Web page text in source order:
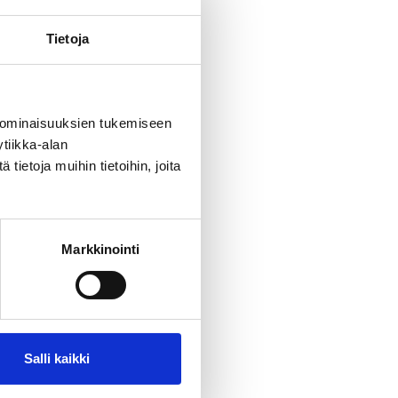
Tietoja
tukemiseen
alan
tietoja muihin tietoihin, joita
Markkinointi
Salli kaikki
JCI
joka